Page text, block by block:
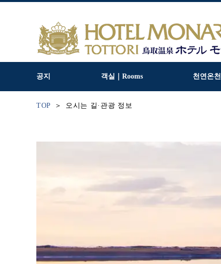
공지 객실｜Rooms 천연온천
TOP 오시는 길·관광 정보